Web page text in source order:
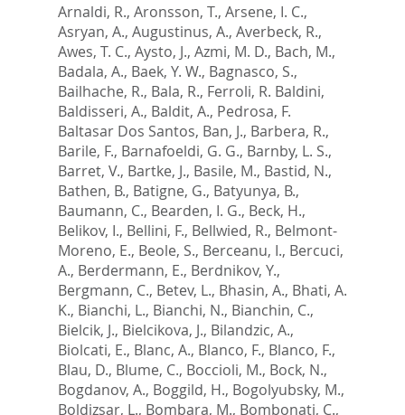
Arnaldi, R., Aronsson, T., Arsene, I. C.,
Asryan, A., Augustinus, A., Averbeck, R.,
Awes, T. C., Aysto, J., Azmi, M. D., Bach, M.,
Badala, A., Baek, Y. W., Bagnasco, S.,
Bailhache, R., Bala, R., Ferroli, R. Baldini,
Baldisseri, A., Baldit, A., Pedrosa, F.
Baltasar Dos Santos, Ban, J., Barbera, R.,
Barile, F., Barnafoeldi, G. G., Barnby, L. S.,
Barret, V., Bartke, J., Basile, M., Bastid, N.,
Bathen, B., Batigne, G., Batyunya, B.,
Baumann, C., Bearden, I. G., Beck, H.,
Belikov, I., Bellini, F., Bellwied, R., Belmont-
Moreno, E., Beole, S., Berceanu, I., Bercuci,
A., Berdermann, E., Berdnikov, Y.,
Bergmann, C., Betev, L., Bhasin, A., Bhati, A.
K., Bianchi, L., Bianchi, N., Bianchin, C.,
Bielcik, J., Bielcikova, J., Bilandzic, A.,
Biolcati, E., Blanc, A., Blanco, F., Blanco, F.,
Blau, D., Blume, C., Boccioli, M., Bock, N.,
Bogdanov, A., Boggild, H., Bogolyubsky, M.,
Boldizsar, L., Bombara, M., Bombonati, C.,